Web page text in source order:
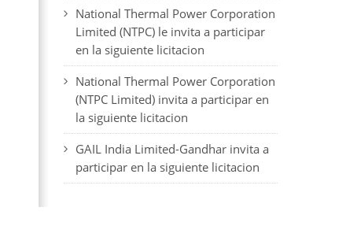
National Thermal Power Corporation
Limited (NTPC) le invita a participar
en la siguiente licitacion
National Thermal Power Corporation
(NTPC Limited) invita a participar en
la siguiente licitacion
GAIL India Limited-Gandhar invita a
participar en la siguiente licitacion